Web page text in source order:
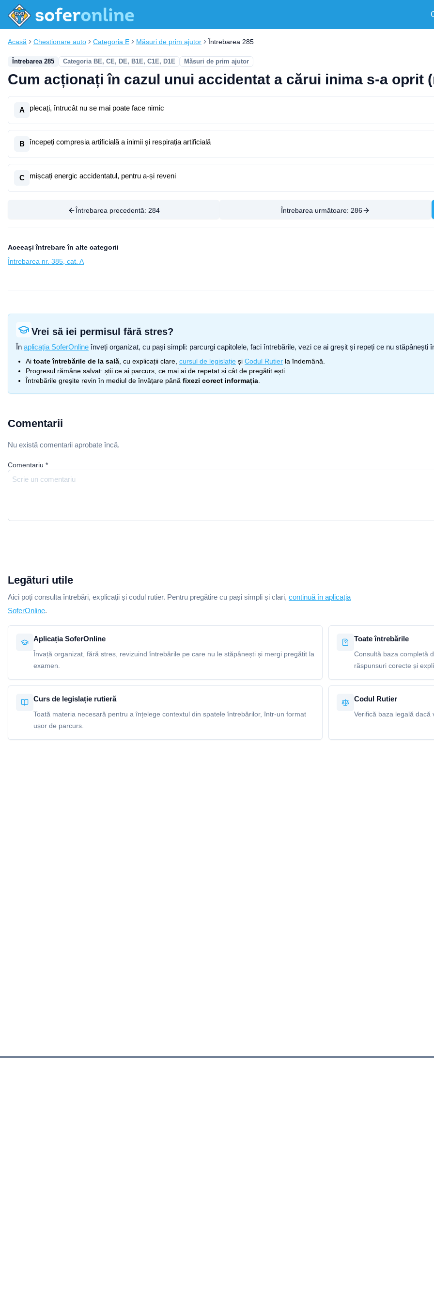
Acasă Chestionare auto Categoria E Măsuri de prim ajutor Întrebarea 285
Întrebarea 285 Categoria BE, CE, DE, B1E, C1E, D1E Măsuri de prim ajutor
Cum acționați în cazul unui accidentat a cărui inima s-a oprit
A plecați, întrucât nu se mai poate face nimic
B începeți compresia artificială a inimii și respirația artificială
C mișcați energic accidentatul, pentru a-și reveni
Întrebarea precedentă: 284 Întrebarea următoare: 286
Aceeași întrebare în alte categorii
Întrebarea nr. 385, cat. A
Vrei să iei permisul fără stres?
În aplicația SoferOnline înveți organizat, cu pași simpli: parcurgi capitolele, faci întrebările, vezi ce ai greșit și repeți ce nu
Ai toate întrebările de la sală , cu explicații clare, cursul de legislație și Codul Rutier la îndemână.
Progresul rămâne salvat: știi ce ai parcurs, ce mai ai de repetat și cât de pregătit ești.
Întrebările greșite revin în mediul de învățare până fixezi corect informația
Comentarii
Nu există comentarii aprobate încă.
Comentariu *
Legături utile
Aici poți consulta întrebări, explicații și codul rutier. Pentru pregătire cu pași simpli și clari, continuă în aplicația
SoferOnline.
Aplicația SoferOnline
Învață organizat, fără stres, revizuind întrebările pe care nu le stăpânești și mergi pregătit la
examen.
Toate întrebările
Consultă baza completă
răspunsuri corecte și
Curs de legislație rutieră
Toată materia necesară pentru a înțelege contextul din spatele întrebărilor, într-un format
ușor de parcurs.
Codul Rutier
Verifică baza legală dacă